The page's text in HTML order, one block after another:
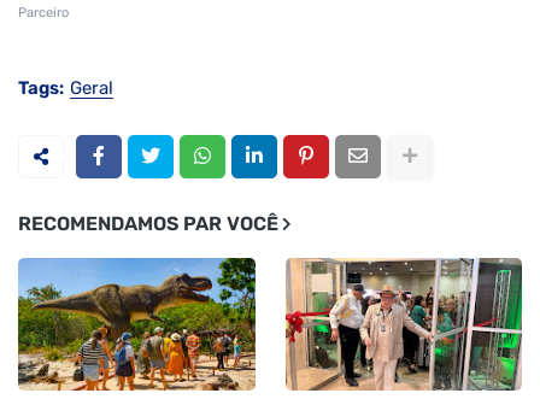
Parceiro
Tags: Geral
RECOMENDAMOS PAR VOCÊ